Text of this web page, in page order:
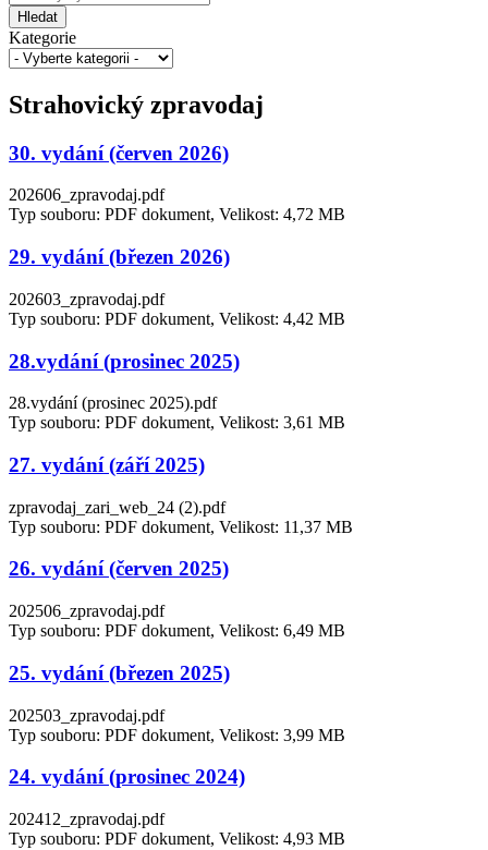
Hledat
Kategorie
Strahovický zpravodaj
30. vydání (červen 2026)
202606_zpravodaj.pdf
Typ souboru: PDF dokument, Velikost: 4,72 MB
29. vydání (březen 2026)
202603_zpravodaj.pdf
Typ souboru: PDF dokument, Velikost: 4,42 MB
28.vydání (prosinec 2025)
28.vydání (prosinec 2025).pdf
Typ souboru: PDF dokument, Velikost: 3,61 MB
27. vydání (září 2025)
zpravodaj_zari_web_24 (2).pdf
Typ souboru: PDF dokument, Velikost: 11,37 MB
26. vydání (červen 2025)
202506_zpravodaj.pdf
Typ souboru: PDF dokument, Velikost: 6,49 MB
25. vydání (březen 2025)
202503_zpravodaj.pdf
Typ souboru: PDF dokument, Velikost: 3,99 MB
24. vydání (prosinec 2024)
202412_zpravodaj.pdf
Typ souboru: PDF dokument, Velikost: 4,93 MB